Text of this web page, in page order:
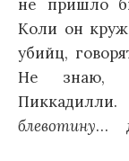
не пришло
Коли он
убийц,
Не знаю,
Пиккадилли.
блевотину…